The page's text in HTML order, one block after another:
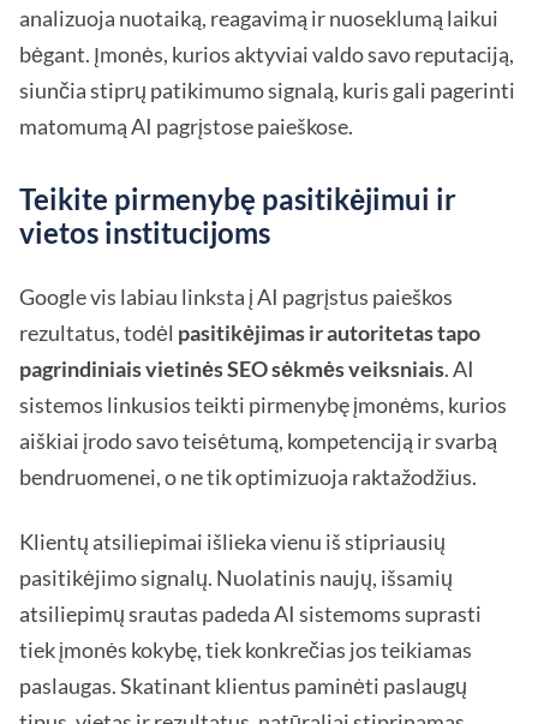
analizuoja nuotaiką, reagavimą ir nuoseklumą laikui
bėgant. Įmonės, kurios aktyviai valdo savo reputaciją,
siunčia stiprų patikimumo signalą, kuris gali pagerinti
matomumą AI pagrįstose paieškose.
Teikite pirmenybę pasitikėjimui ir
vietos institucijoms
Google vis labiau linksta į AI pagrįstus paieškos
rezultatus, todėl pasitikėjimas ir autoritetas tapo
pagrindiniais vietinės SEO sėkmės veiksniais. AI
sistemos linkusios teikti pirmenybę įmonėms, kurios
aiškiai įrodo savo teisėtumą, kompetenciją ir svarbą
bendruomenei, o ne tik optimizuoja raktažodžius.
Klientų atsiliepimai išlieka vienu iš stipriausių
pasitikėjimo signalų. Nuolatinis naujų, išsamių
atsiliepimų srautas padeda AI sistemoms suprasti
tiek įmonės kokybę, tiek konkrečias jos teikiamas
paslaugas. Skatinant klientus paminėti paslaugų